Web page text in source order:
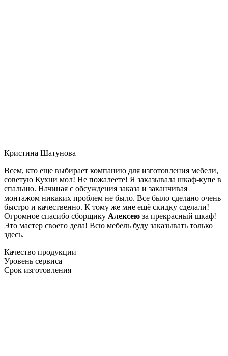
Кристина Шатунова
Всем, кто еще выбирает компанию для изготовления мебели,
советую Кухни мол! Не пожалеете! Я заказывала шкаф-купе в
спальню. Начиная с обсуждения заказа и заканчивая
монтажом никаких проблем не было. Все было сделано очень
быстро и качественно. К тому же мне ещё скидку сделали!
Огромное спасибо сборщику Алексею за прекрасный шкаф!
Это мастер своего дела! Всю мебель буду заказывать только
здесь.
Качество продукции
Уровень сервиса
Срок изготовления